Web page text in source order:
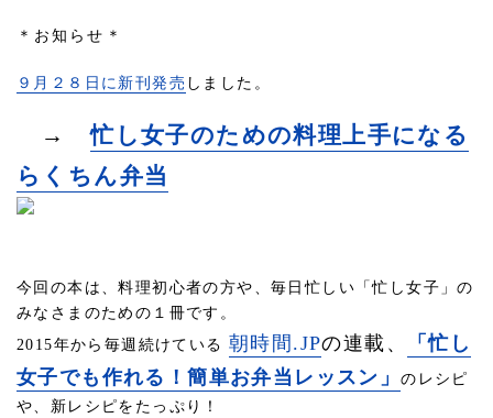
＊お知らせ＊
９月２８日に新刊発売 しました。
→忙し女子のための料理上手になる
らくちん弁当
今回の本は、料理初心者の方や、毎日忙しい「忙し女子」の
みなさまのための１冊です。
2015年から毎週続けている 朝時間.JPの連載、
「忙し
女子でも作れる！簡単お弁当レッスン」のレシピ
や、新レシピをたっぷり！